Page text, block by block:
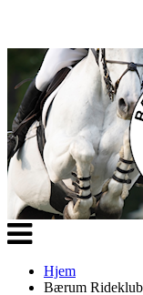
Veksle
navigasjon
Hjem
Bærum